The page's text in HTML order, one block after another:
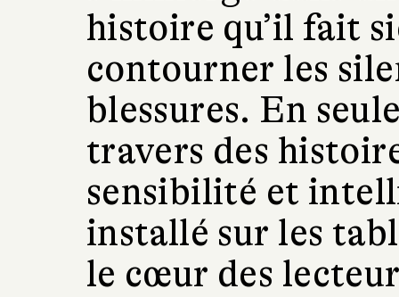
histoire qu’il fait
contourner les
blessures. En
travers des
sensibilité et
installé sur les
le cœur des